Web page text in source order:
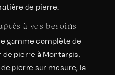
de pierre.
à vos besoins
gamme complète de
pierre à Montargis,
pierre sur mesure, la